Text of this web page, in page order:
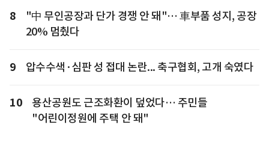
8
"中 무인공장과 단가 경쟁 안 돼"… 車부품 성지, 공장
20% 멈췄다
9 압수수색·심판 성 접대 논란... 축구협회, 고개 숙였다
10
용산공원도 근조화환이 덮었다… 주민들
"어린이정원에 주택 안 돼"